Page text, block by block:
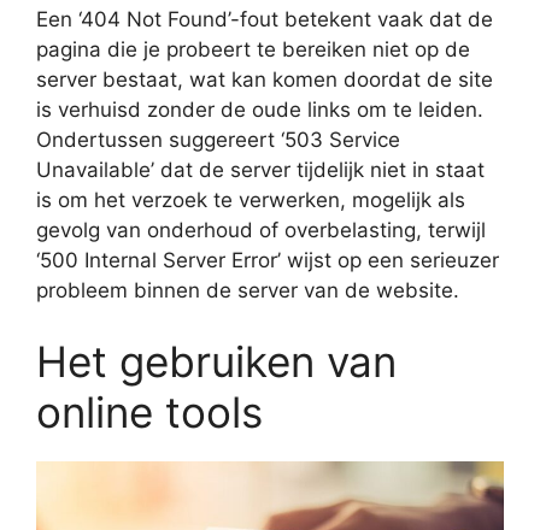
Een ‘404 Not Found’-fout betekent vaak dat de
pagina die je probeert te bereiken niet op de
server bestaat, wat kan komen doordat de site
is verhuisd zonder de oude links om te leiden.
Ondertussen suggereert ‘503 Service
Unavailable’ dat de server tijdelijk niet in staat
is om het verzoek te verwerken, mogelijk als
gevolg van onderhoud of overbelasting, terwijl
‘500 Internal Server Error’ wijst op een serieuzer
probleem binnen de server van de website.
Het gebruiken van
online tools